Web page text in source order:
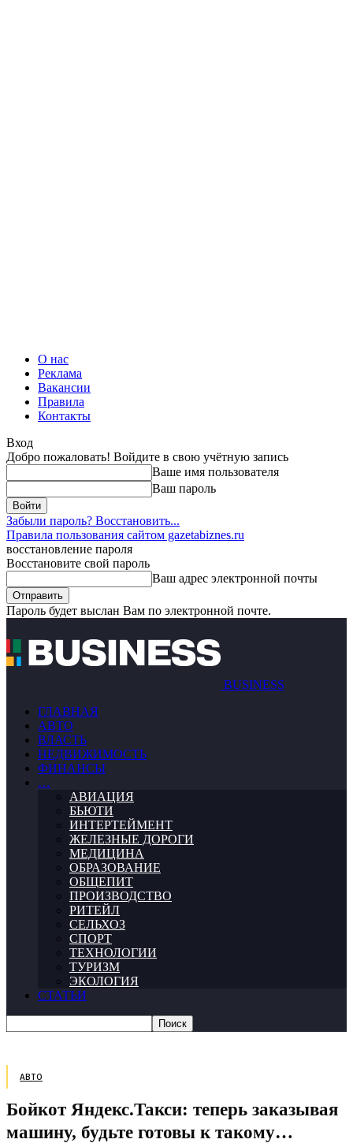
О нас
Реклама
Вакансии
Правила
Контакты
Вход
Добро пожаловать! Войдите в свою учётную запись
Ваше имя пользователя
Ваш пароль
Забыли пароль? Восстановить...
Правила пользования сайтом gazetabiznes.ru
восстановление пароля
Восстановите свой пароль
Ваш адрес электронной почты
Пароль будет выслан Вам по электронной почте.
BUSINESS
ГЛАВНАЯ
АВТО
ВЛАСТЬ
НЕДВИЖИМОСТЬ
ФИНАНСЫ
…
АВИАЦИЯ
БЬЮТИ
ИНТЕРТЕЙМЕНТ
ЖЕЛЕЗНЫЕ ДОРОГИ
МЕДИЦИНА
ОБРАЗОВАНИЕ
ОБЩЕПИТ
ПРОИЗВОДСТВО
РИТЕЙЛ
СЕЛЬХОЗ
СПОРТ
ТЕХНОЛОГИИ
ТУРИЗМ
ЭКОЛОГИЯ
СТАТЬИ
АВТО
Бойкот Яндекс.Такси: теперь заказывая
машину, будьте готовы к такому…